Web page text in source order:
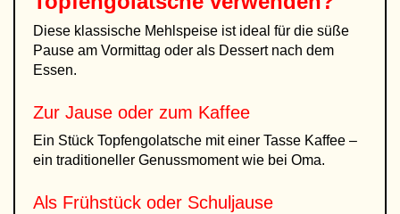
Diese klassische Mehlspeise ist ideal für die süße
Pause am Vormittag oder als Dessert nach dem
Essen.
Zur Jause oder zum Kaffee
Ein Stück Topfengolatsche mit einer Tasse Kaffee –
ein traditioneller Genussmoment wie bei Oma.
Als Frühstück oder Schuljause